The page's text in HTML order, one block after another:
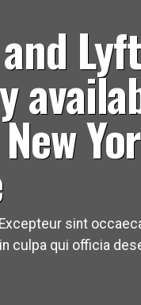
sint
culpa qui officia